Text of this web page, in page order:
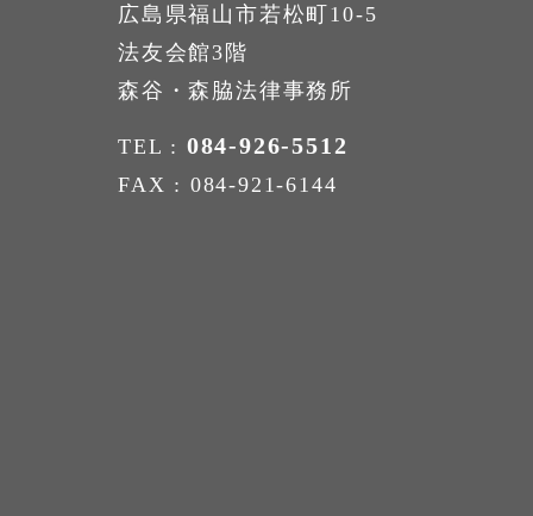
広島県福山市若松町10-5
法友会館3階
森谷・森脇法律事務所
TEL : 084-926-5512
FAX : 084-921-6144